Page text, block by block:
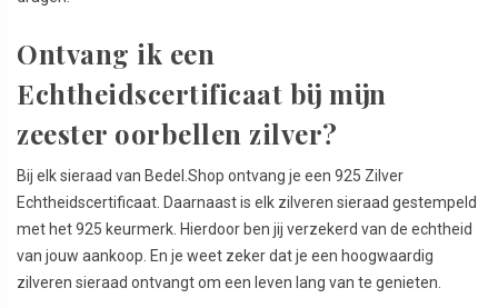
Ontvang ik een
Echtheidscertificaat bij mijn
zeester oorbellen zilver?
Bij elk sieraad van Bedel.Shop ontvang je een 925 Zilver
Echtheidscertificaat. Daarnaast is elk zilveren sieraad gestempeld
met het 925 keurmerk. Hierdoor ben jij verzekerd van de echtheid
van jouw aankoop. En je weet zeker dat je een hoogwaardig
zilveren sieraad ontvangt om een leven lang van te genieten.